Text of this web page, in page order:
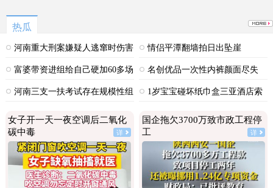
热瓜
河南重大刑案嫌疑人逃窜时伤害
多人
情侣平潭翻墙拍日出坠崖
富婆带资进组给自己硬加60多场
吻戏
名创优品一次性内裤颜面尽失
河南三支一扶考试存在规模性组
1岁宝宝碰坏纸巾盒三亚酒店索
女子开一天一夜空调后二氧化
碳中毒
详
国企拖欠3700万致市政工程停
工
详